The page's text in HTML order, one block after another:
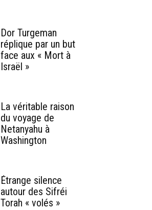
Dor Turgeman
réplique par un but
face aux « Mort à
Israël »
La véritable raison
du voyage de
Netanyahu à
Washington
Étrange silence
autour des Sifréi
Torah « volés »